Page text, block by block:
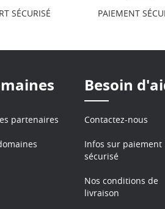
SÉCURISÉ PAIEMENT
partenaires
Besoin
Contactez-nous
Infos sur paiement
sécurisé
Nos conditions de
livraison